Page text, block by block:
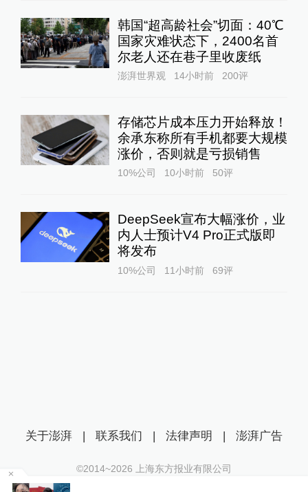
韩国“超高龄社会”切面：40℃
国家灾难状态下，2400名首
尔老人还在巷子里收废纸
澎湃世界观 14小时前 200评
存储芯片成本压力开始释放！
余承东称所有手机都要大规模
涨价，否则就是亏损销售
10%公司 10小时前 50评
DeepSeek宣布大幅涨价，业
内人士预计V4 Pro正式版即
将发布
10%公司 11小时前 69评
关于澎湃 | 联系我们 | 法律声明 | 澎湃广告
©2014~2026 上海东方报业有限公司
沪ICP证：沪B2-20170116 | 沪ICP备14003370号